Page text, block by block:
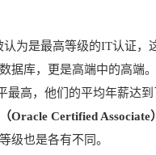
为是最高等级的IT认证
据库，更是高端中的高端
高，他们的平均年薪达
Oracle Certified Associate）
级也是各有不同。